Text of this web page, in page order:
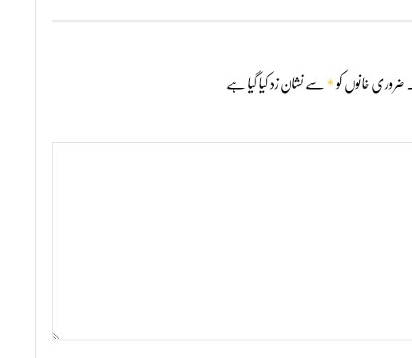
ضروری خانوں کو* سے نشان زد کیا گیا ہے